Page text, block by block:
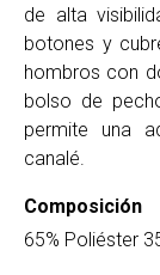
de alta
botones y
hombros con
bolso de
permite una
canalé.
Composición
65% Poliéster